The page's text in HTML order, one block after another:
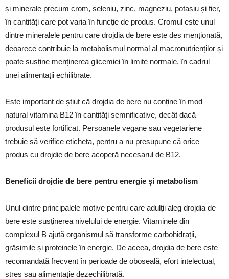
și minerale precum crom, seleniu, zinc, magneziu, potasiu și fier,
în cantități care pot varia în funcție de produs. Cromul este unul
dintre mineralele pentru care drojdia de bere este des menționată,
deoarece contribuie la metabolismul normal al macronutrienților și
poate susține menținerea glicemiei în limite normale, în cadrul
unei alimentații echilibrate.
Este important de știut că drojdia de bere nu conține în mod
natural vitamina B12 în cantități semnificative, decât dacă
produsul este fortificat. Persoanele vegane sau vegetariene
trebuie să verifice eticheta, pentru a nu presupune că orice
produs cu drojdie de bere acoperă necesarul de B12.
Beneficii drojdie de bere pentru energie și metabolism
Unul dintre principalele motive pentru care adulții aleg drojdia de
bere este susținerea nivelului de energie. Vitaminele din
complexul B ajută organismul să transforme carbohidrații,
grăsimile și proteinele în energie. De aceea, drojdia de bere este
recomandată frecvent în perioade de oboseală, efort intelectual,
stres sau alimentație dezechilibrată.